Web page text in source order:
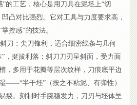
”的工艺，核心是用刀具在泥坯上“切
凸对比强烈。它对工具与力度要求高，
控感”的技法。
刀：尖刀锋利，适合细密线条与几何
，挺拔利落；斜刀刀刃呈斜面，受力面
，多用于花瓣等层次纹样，刀痕底平边
——“半干坯”（按之不粘泥、有弹性）
裂。刻制时手腕稳发力，刀刃与坯体呈